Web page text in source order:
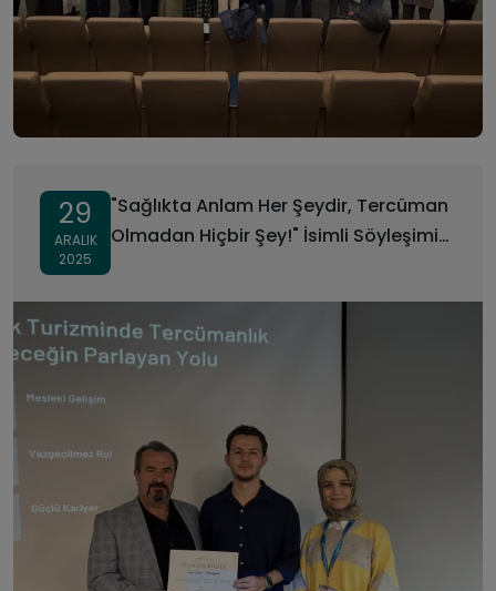
29
ARALIK
2025
"Sağlıkta Anlam Her Şeydir, Tercüman
Olmadan Hiçbir Şey!" İsimli Söyleşimiz